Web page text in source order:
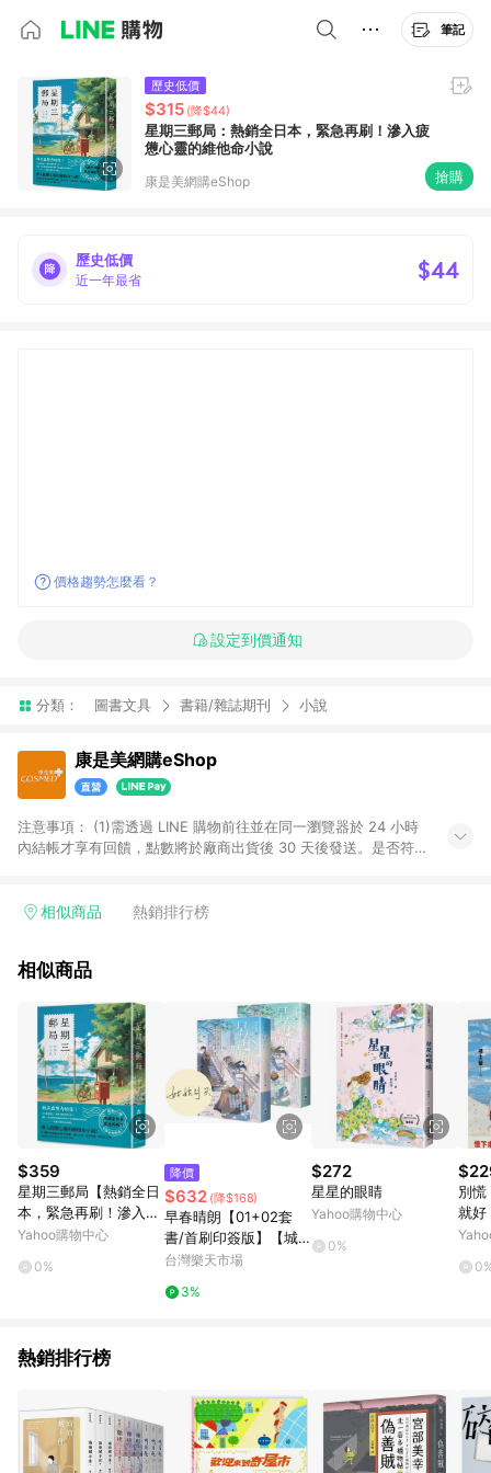
筆記
歷史低價
$315 (降$44)
星期三郵局：熱銷全日本，緊急再刷！滲入疲
憊心靈的維他命小說
康是美網購eShop 搶購
歷史低價
近一年最省 $44
價格趨勢怎麼看？
設定到價通知
分類： 圖書文具 書籍/雜誌期刊 小說
康是美網購eShop
注意事項：​ (1)需透過 LINE 購物前往並在同一瀏覽器於 24 小時
內結帳才享有回饋，點數將於廠商出貨後 30 天後發送。​是否符
黃金鑽飾/精品相關/3C數位(含周邊)/家電視聽/運動戶外/母嬰用
饋%」，將於訂單成立後由「LINE購物通知」之官方帳號訊息通
依LINE購物網站訂單成立通知為準。​​ (5)LINE購物設有「單一商
品最高回饋點數」機制 (部分時段開放「回饋無上限」)，以同一
訂單中同一商品不論件數計算，請依訂單成立當下LINE購物的回
饋機制為準。
相似商品 熱銷排行榜
相似商品
$359
星期三郵局【熱銷全日
本，緊急再刷！滲入疲
憊心靈的維他命小說】
Yahoo購物中心
0%
降價
$632 (降$168)
早春晴朗【01+02套
書/首刷印簽版】【城
邦讀書花園】
台灣樂天市場
3%
$272
星星的眼睛
Yahoo購物中心
0%
別慌
就好
哲學
熱銷排行榜